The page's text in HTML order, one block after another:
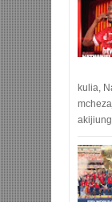
kulia,